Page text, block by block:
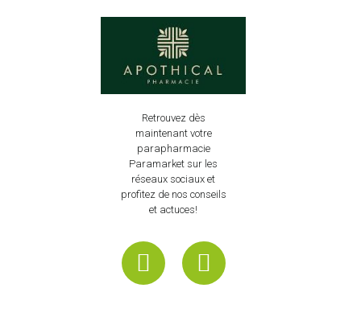
Retrouvez dès
maintenant votre
parapharmacie
Paramarket sur les
réseaux sociaux et
profitez de nos conseils
et actuces!